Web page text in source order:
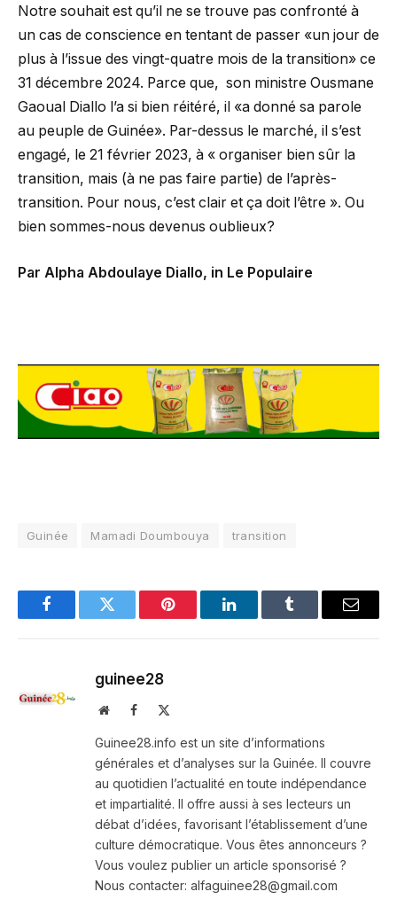
Notre souhait est qu’il ne se trouve pas confronté à
un cas de conscience en tentant de passer «un jour de
plus à l’issue des vingt-quatre mois de la transition» ce
31 décembre 2024. Parce que, son ministre Ousmane
Gaoual Diallo l’a si bien réitéré, il «a donné sa parole
au peuple de Guinée». Par-dessus le marché, il s’est
engagé, le 21 février 2023, à « organiser bien sûr la
transition, mais (à ne pas faire partie) de l’après-
transition. Pour nous, c’est clair et ça doit l’être ». Ou
bien sommes-nous devenus oublieux?
Par Alpha Abdoulaye Diallo, in Le Populaire
Guinée Mamadi Doumbouya transition
FacebookTwitter Pinterest LinkedInTumblr Email
guinee28
WebsiteFacebook
Guinee28.info est un site d’informations
générales et d’analyses sur la Guinée. Il couvre
au quotidien l’actualité en toute indépendance
et impartialité. Il offre aussi à ses lecteurs un
débat d’idées, favorisant l’établissement d’une
culture démocratique. Vous êtes annonceurs ?
Vous voulez publier un article sponsorisé ?
Nous contacter: alfaguinee28@gmail.com